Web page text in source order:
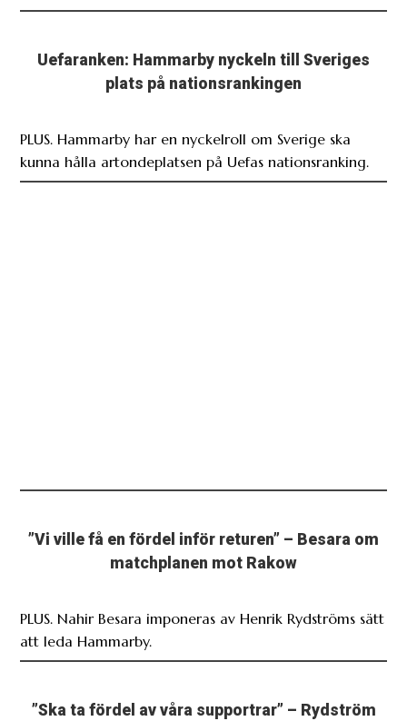
Uefaranken: Hammarby nyckeln till Sveriges
plats på nationsrankingen
PLUS. Hammarby har en nyckelroll om Sverige ska
kunna hålla artondeplatsen på Uefas nationsranking.
”Vi ville få en fördel inför returen” – Besara om
matchplanen mot Rakow
PLUS. Nahir Besara imponeras av Henrik Rydströms sätt
att leda Hammarby.
”Ska ta fördel av våra supportrar” – Rydström